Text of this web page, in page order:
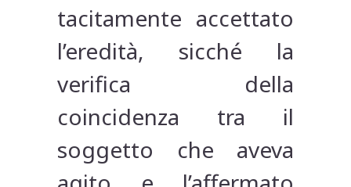
tacitamente accettato
l’eredità, sicché la
verifica della
coincidenza tra il
soggetto che aveva